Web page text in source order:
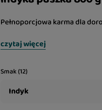
Pełnoporcjowa karma dla
czytaj więcej
Smak (12)
Indyk